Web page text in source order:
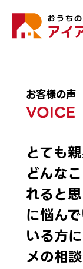
お客様の声
VOICE
とても
どんな
れると
に悩ん
いる方
メの相